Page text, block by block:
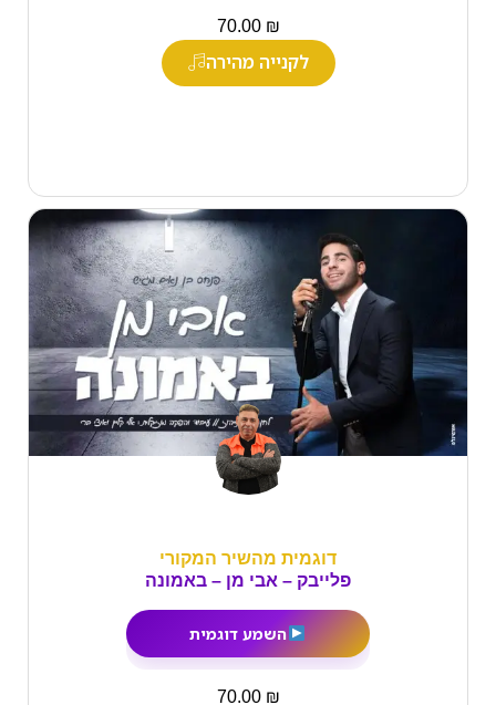
70.00 ₪
לקנייה מהירה
דוגמית מהשיר המקורי
פלייבק – אבי מן – באמונה
השמע דוגמית
70.00 ₪